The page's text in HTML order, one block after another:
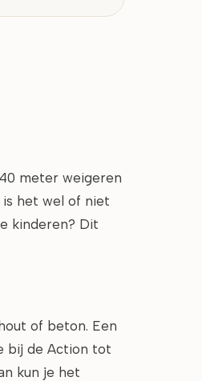
meter weigeren
het wel of niet
kinderen? Dit
of beton. Een
bij de Action tot
kun je het